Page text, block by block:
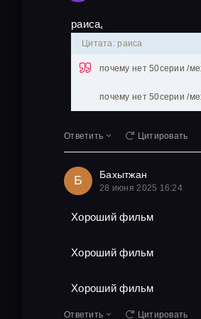
раиса,
Цитата: раиса
почему нет 50серии /
почему нет 50серии /
Ответить Цитировать
Б Бахытжан
28 июня 2025 16:24
Хороший фильм
Хороший фильм
Хороший фильм
Ответить Цитировать